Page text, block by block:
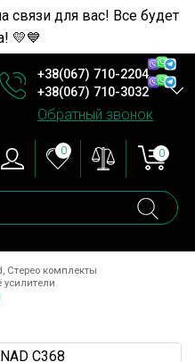
связи для вас! Все будет
💛💙
+38(067) 710-2204
+38(067) 710-3032
Обратный звонок
0 0
Стерео комплекты
усилители